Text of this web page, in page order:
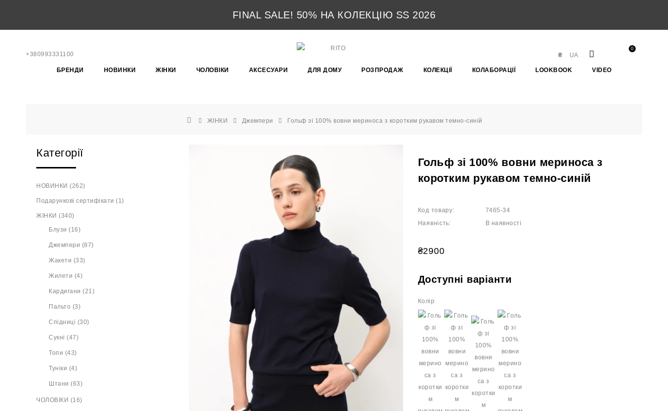
FINAL SALE! 50% НА КОЛЕКЦІЮ SS 2026
0
UA
₴
БРЕНДИ НОВИНКИ ЖІНКИ ЧОЛОВІКИ АКСЕСУАРИ ДЛЯ ДОМУ РОЗПРОДАЖ КОЛЕКЦІЇ КОЛАБОРАЦІЇ LOOKBOOK VIDEO
+380993331100
ЖІНКИ Джемпери Гольф зі 100% вовни мериноса з коротким рукавом темно-синій
Категорії
НОВИНКИ (262)
Подарункові сертифікати (1)
ЖІНКИ (340)
Блузи (16)
Джемпери (87)
Жакети (33)
Жилети (4)
Кардигани (21)
Пальто (3)
Спідниці (30)
Сукні (47)
Топи (43)
Туніки (4)
Штани (63)
ЧОЛОВІКИ (16)
Гольф зі 100% вовни мериноса з
коротким рукавом темно-синій
Код товару:
7465-34
Наявність:
В наявності
₴2900
Доступні варіанти
Колір